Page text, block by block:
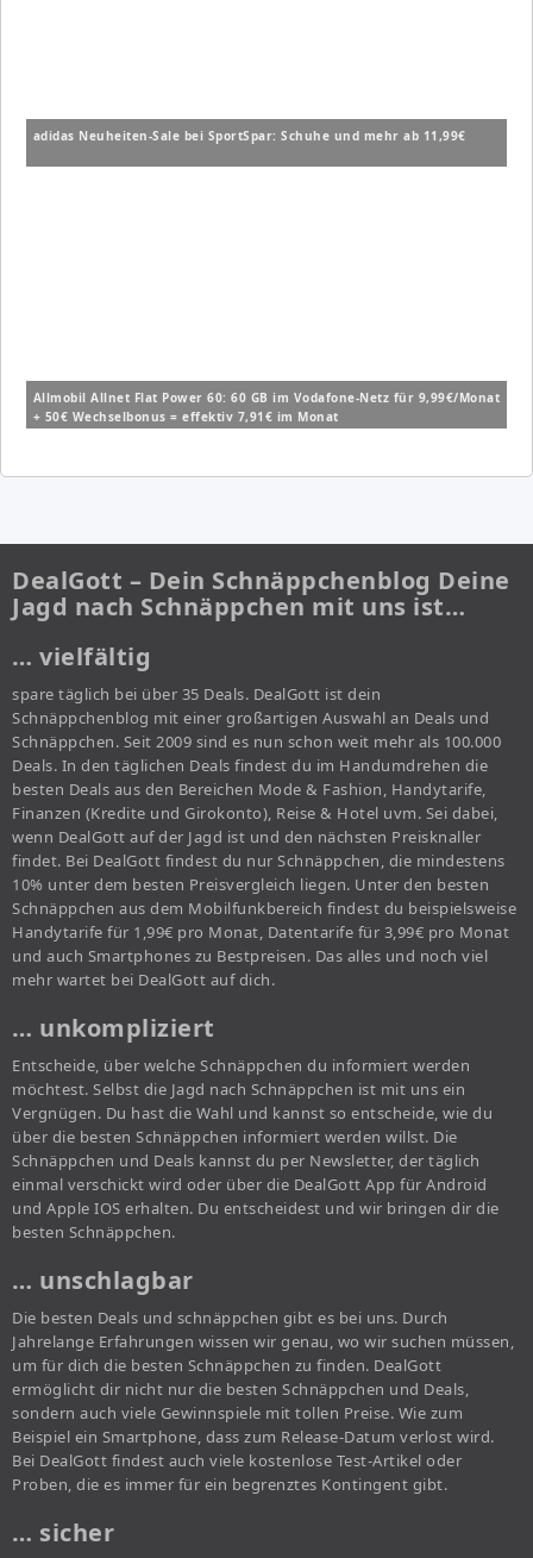
adidas Neuheiten-Sale bei SportSpar: Schuhe und mehr ab 11,99€
Allmobil Allnet Flat Power 60: 60 GB im Vodafone-Netz für 9,99€/Monat
+ 50€ Wechselbonus = effektiv 7,91€ im Monat
DealGott – Dein Schnäppchenblog Deine
Jagd nach Schnäppchen mit uns ist…
… vielfältig
spare täglich bei über 35 Deals. DealGott ist dein
Schnäppchenblog mit einer großartigen Auswahl an Deals und
Schnäppchen. Seit 2009 sind es nun schon weit mehr als 100.000
Deals. In den täglichen Deals findest du im Handumdrehen die
besten Deals aus den Bereichen Mode & Fashion, Handytarife,
Finanzen (Kredite und Girokonto), Reise & Hotel uvm. Sei dabei,
wenn DealGott auf der Jagd ist und den nächsten Preisknaller
findet. Bei DealGott findest du nur Schnäppchen, die mindestens
10% unter dem besten Preisvergleich liegen. Unter den besten
Schnäppchen aus dem Mobilfunkbereich findest du beispielsweise
Handytarife für 1,99€ pro Monat, Datentarife für 3,99€ pro Monat
und auch Smartphones zu Bestpreisen. Das alles und noch viel
mehr wartet bei DealGott auf dich.
… unkompliziert
Entscheide, über welche Schnäppchen du informiert werden
möchtest. Selbst die Jagd nach Schnäppchen ist mit uns ein
Vergnügen. Du hast die Wahl und kannst so entscheide, wie du
über die besten Schnäppchen informiert werden willst. Die
Schnäppchen und Deals kannst du per Newsletter, der täglich
einmal verschickt wird oder über die DealGott App für Android
und Apple IOS erhalten. Du entscheidest und wir bringen dir die
besten Schnäppchen.
… unschlagbar
Die besten Deals und schnäppchen gibt es bei uns. Durch
Jahrelange Erfahrungen wissen wir genau, wo wir suchen müssen,
um für dich die besten Schnäppchen zu finden. DealGott
ermöglicht dir nicht nur die besten Schnäppchen und Deals,
sondern auch viele Gewinnspiele mit tollen Preise. Wie zum
Beispiel ein Smartphone, dass zum Release-Datum verlost wird.
Bei DealGott findest auch viele kostenlose Test-Artikel oder
Proben, die es immer für ein begrenztes Kontingent gibt.
… sicher